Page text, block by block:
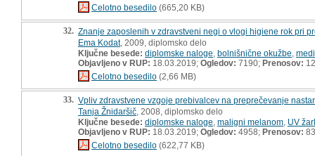
Celotno besedilo (665,20 KB)
32. Znanje zaposlenih v zdravstveni negi o vlogi higiene rok pri
Ema Kodat, 2009, diplomsko delo
Ključne besede: diplomske naloge bolnišnične okužbe
Objavljeno v RUP: 18.03.2019; Ogledov: 7190; Prenosov:
Celotno besedilo (2,66 MB)
33. Vpliv zdravstvene vzgoje prebivalcev na preprečevanje
Tanja Žnidaršič , 2008, diplomsko delo
Ključne besede: diplomske naloge maligni melanom UV
Objavljeno v RUP: 18.03.2019; Ogledov: 4958; Prenosov: 83
Celotno besedilo (622,77 KB)